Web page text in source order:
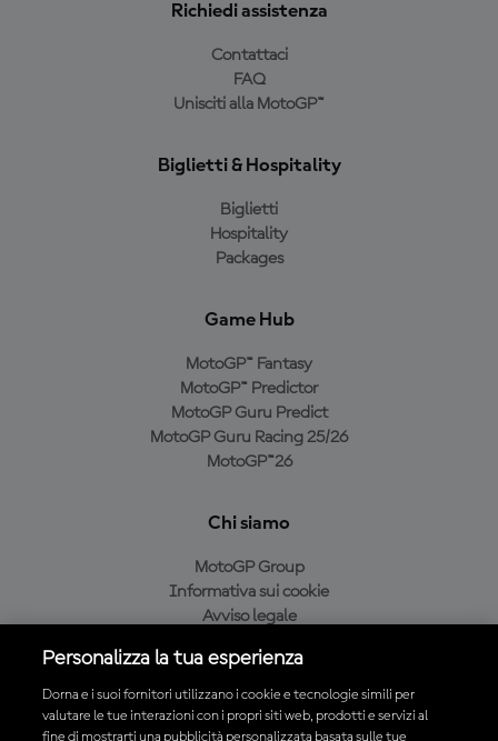
Richiedi assistenza
Contattaci
FAQ
Unisciti alla MotoGP™
Biglietti & Hospitality
Biglietti
Hospitality
Packages
Game Hub
MotoGP™ Fantasy
MotoGP™ Predictor
MotoGP Guru Predict
MotoGP Guru Racing 25/26
MotoGP™26
Chi siamo
MotoGP Group
Informativa sui cookie
Avviso legale
Condizioni di acquisto
Personalizza la tua esperienza
Dorna e i suoi fornitori utilizzano i cookie e tecnologie simili per
valutare le tue interazioni con i propri siti web, prodotti e servizi al
fine di mostrarti una pubblicità personalizzata basata sulle tue